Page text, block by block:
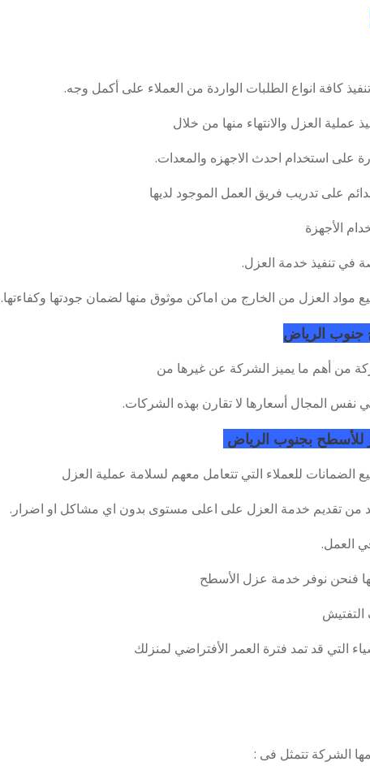
كافة انواع الطلبات الواردة من العملاء على أكمل وجه.
عملية العزل والانتهاء منها من خلال
على استخدام احدث الاجهزه والمعدات.
على تدريب فريق العمل الموجود لديها
الأجهزة
في تنفيذ خدمة العزل.
مواد العزل من الخارج من اماكن موثوق منها لضمان جودتها وكفاءتها.
جنوب الرياض
من أهم ما يميز الشركة عن غيرها من
نفس المجال أسعارها لا تقارن بهذه الشركات.
بجنوب الرياض
الضمانات للعملاء التي تتعامل معهم لسلامة عملية العزل
من تقديم خدمة العزل على اعلى مستوى بدون اي مشاكل او اضرار.
العمل.
فنحن نوفر خدمة عزل الأسطح
التي قد تمد فترة العمر الأفتراضي لمنزلك
الشركة تتمثل فى :